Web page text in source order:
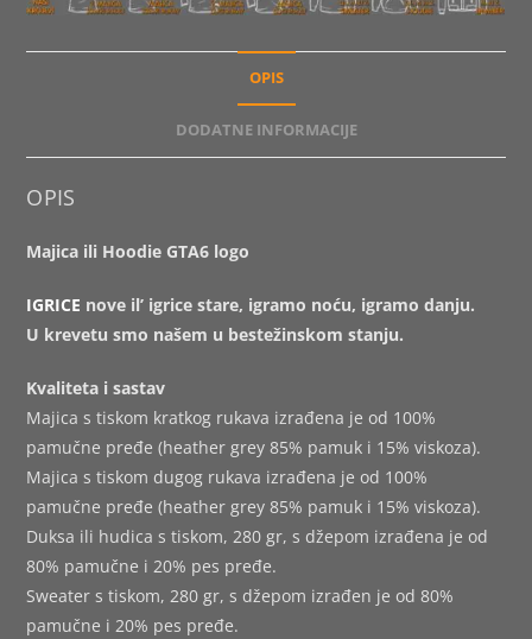
OPIS
DODATNE INFORMACIJE
OPIS
Majica ili Hoodie GTA6 logo
IGRICE nove il’ igrice stare, igramo noću, igramo danju.
U krevetu smo našem u bestežinskom stanju.
Kvaliteta i sastav
Majica s tiskom kratkog rukava izrađena je od 100%
pamučne pređe (heather grey 85% pamuk i 15% viskoza).
Majica s tiskom dugog rukava izrađena je od 100%
pamučne pređe (heather grey 85% pamuk i 15% viskoza).
Duksa ili hudica s tiskom, 280 gr, s džepom izrađena je od
80% pamučne i 20% pes pređe.
Sweater s tiskom, 280 gr, s džepom izrađen je od 80%
pamučne i 20% pes pređe.